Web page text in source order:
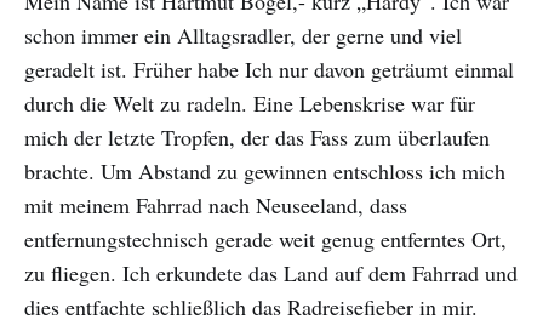
schon immer ein Alltagsradler, der gerne und viel
geradelt ist. Früher habe Ich nur davon geträumt einmal
durch die Welt zu radeln. Eine Lebenskrise war für
mich der letzte Tropfen, der das Fass zum überlaufen
brachte. Um Abstand zu gewinnen entschloss ich mich
mit meinem Fahrrad nach Neuseeland, dass
entfernungstechnisch gerade weit genug entferntes Ort,
zu fliegen. Ich erkundete das Land auf dem Fahrrad und
dies entfachte schließlich das Radreisefieber in mir.